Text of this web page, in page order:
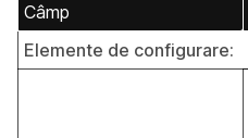
Câmp
Elemente de configurare: